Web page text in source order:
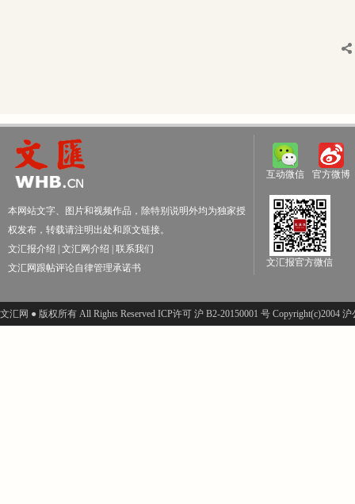
本网站文字、图片和视频作品，除特别说明外均为独家授
权发布，转载请注明出处和原文链接。
文汇报介绍
文汇网介绍
联系我们
文汇网跟帖评论自律管理承诺书
互动微信 官方微博
文汇报官方微信
文汇网 ● 版权所有 All Rights Reserved ICP许可 沪 B2-20150001 号 Copyright(c)2004